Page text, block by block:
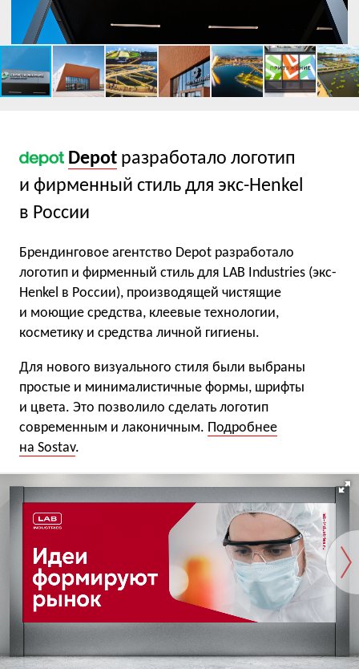
Depot разработало логотип
и фирменный стиль для экс-Henkel
в России
Брендинговое агентство Depot разработало
логотип и фирменный стиль для LAB Industries (экс-
Henkel в России), производящей чистящие
и моющие средства, клеевые технологии,
косметику и средства личной гигиены.
Для нового визуального стиля были выбраны
простые и минималистичные формы, шрифты
и цвета. Это позволило сделать логотип
современным и лаконичным. Подробнее
на Sostav.